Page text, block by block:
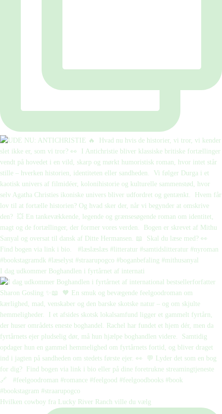
I dag udkommer Boghandlen i fyrtårnet af internati
Hvilken cowboy fra Lucky River Ranch ville du vælg